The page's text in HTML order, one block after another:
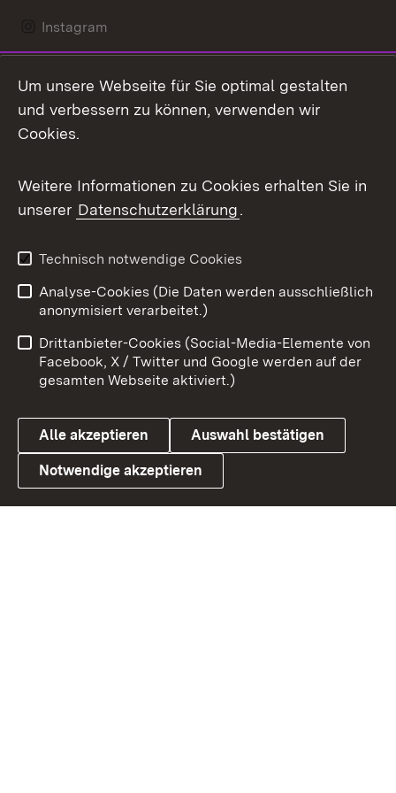
Instagram
Mastodon
Messenger
Social Wall
X / Twitter
Youtube
Link zum Landesportal
Benutzungshinweise
Barrierefreiheit
Datenschutz
Cookies
Um unsere Webseite für Sie optimal gestalten
und verbessern zu können, verwenden wir
Cookies.
Weitere Informationen zu Cookies erhalten Sie in
unserer Datenschutzerklärung.
Technisch notwendige Cookies
Analyse-Cookies (Die Daten werden ausschließlich
anonymisiert verarbeitet.)
Drittanbieter-Cookies (Social-Media-Elemente von
Facebook, X / Twitter und Google werden auf der
gesamten Webseite aktiviert.)
Alle akzeptieren Auswahl bestätigen
Notwendige akzeptieren